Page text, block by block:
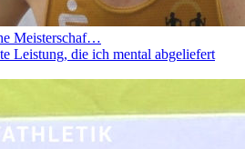
Meisterschaf…
Leistung, die ich mental abgeliefert